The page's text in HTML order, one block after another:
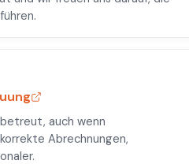
auch wenn
Abrechnungen,